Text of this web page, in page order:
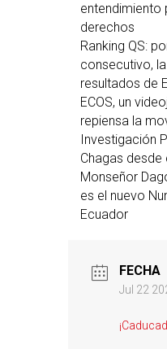
entendimiento
derechos
Ranking QS:
consecutivo,
resultados de
ECOS, un
repiensa la
Investigación
Chagas desde
Monseñor
es el nuevo
Ecuador
FECHA
Jul 22